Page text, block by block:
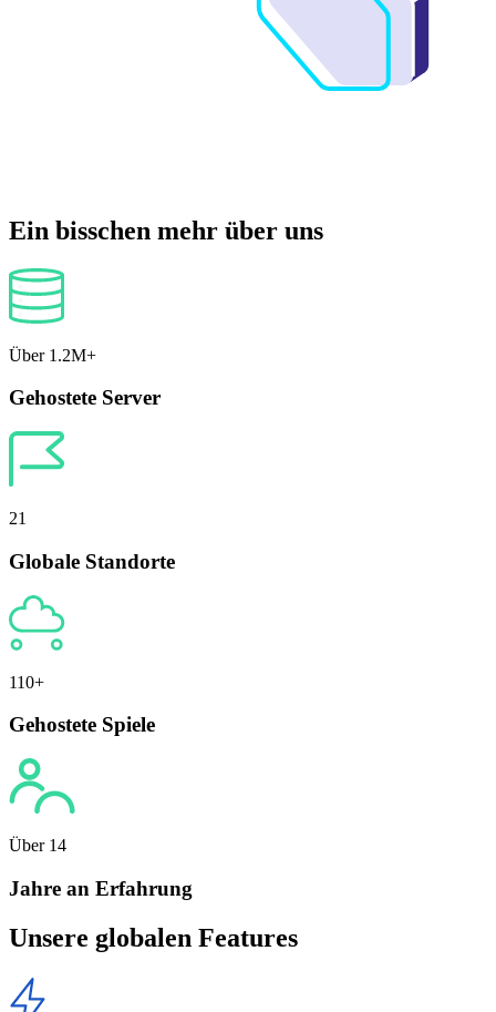
Ein bisschen mehr über uns
Über 1.2M+
Gehostete Server
21
Globale Standorte
110+
Gehostete Spiele
Über 14
Jahre an Erfahrung
Unsere globalen Features